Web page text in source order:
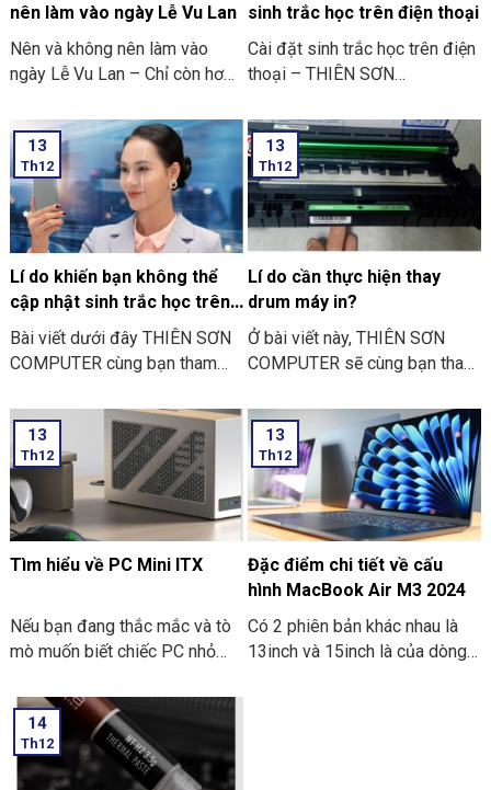
nên làm vào ngày Lễ Vu Lan
Nên và không nên làm vào
ngày Lễ Vu Lan – Chỉ còn hơn
ngày Vu Lan báo hiếu rồi.
THIÊN SƠN COMPUTER chia
sẻ với bạn về những việc nên
và không nên làm ngày Lễ Vu
Lan nhé.
sinh trắc học trên điện thoại
Cài đặt sinh trắc học trên điện
thoại – THIÊN SƠN
khảo “các bước thực hiện cài
đặt sinh trắc học trên điện
thoại” nhé
13
Th12
Lí do khiến bạn không thể
cập nhật sinh trắc học trên
ứng dụng ngân hàng
Bài viết dưới đây THIÊN SƠN
COMPUTER cùng bạn tham
không thể cập nhật sinh trắc
học trên ứng dụng ngân hàng
thường gặp nhé:
13
Th12
Lí do cần thực hiện thay
drum máy in?
Ở bài viết này, THIÊN SƠN
COMPUTER sẽ cùng bạn tham
drum máy in là như thế nào
nhé?
13
Th12
Tìm hiểu về PC Mini ITX
Nếu bạn đang thắc mắc và tò
mò muốn biết chiếc PC nhỏ
nhiều nơi thì PC Mini ITX có
thể đáp ứng được nhu cầu đó.
Sau đây là một số thông tin
khi bạn tìm hiểu về PC Mini
13
Th12
Đặc điểm chi tiết về cấu
hình MacBook Air M3 2024
Có 2 phiên bản khác nhau là
13inch và 15inch là của dòng
14
Th12